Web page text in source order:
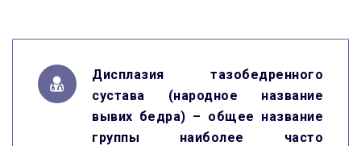
Дисплазия тазобедренного
сустава (народное название
вывих бедра) – общее название
группы наиболее часто